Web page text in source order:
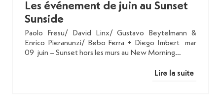
Les événement de juin au Sunset
Sunside
Paolo Fresu/ David Linx/ Gustavo Beytelmann &
Enrico Pieranunzi/ Bebo Ferra + Diego Imbert mar
09 juin – Sunset hors les murs au New Morning…
Lire la suite